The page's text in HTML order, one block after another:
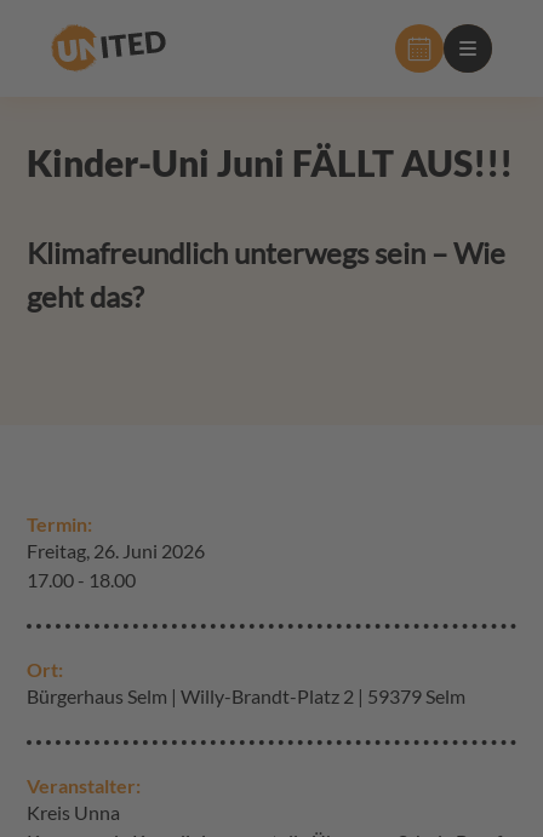
Kinder-Uni Juni FÄLLT AUS!!!
Klimafreundlich unterwegs sein – Wie
geht das?
Termin:
Freitag, 26. Juni 2026
17.00 - 18.00
Ort:
Bürgerhaus Selm | Willy-Brandt-Platz 2 | 59379 Selm
Veranstalter:
Kreis Unna